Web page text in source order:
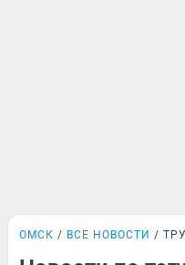
ОМСК ВСЕ НОВОСТИ